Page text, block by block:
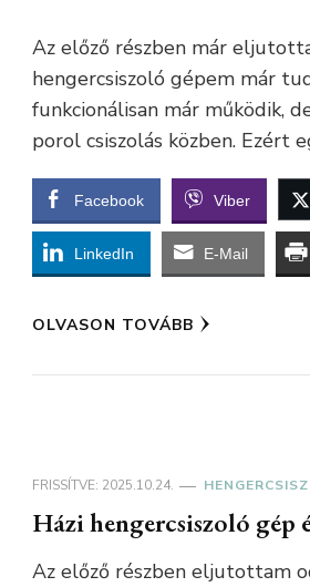
Az előző részben már
hengercsiszoló gépem már
funkcionálisan már működik,
porol csiszolás közben. Ezért
Facebook Viber
LinkedIn E-Mail
OLVASON TOVÁBB
FRISSÍTVE: 2025.10.24.
Házi hengercsiszoló gép
Az előző részben eljutottam